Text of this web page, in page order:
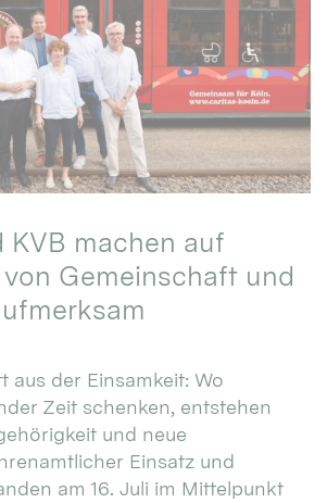
KVB machen auf
Gemeinschaft und
aus der Einsamkeit: Wo
Zeit schenken, entstehen
und neue
Einsatz und
am 16. Juli im Mittelpunkt